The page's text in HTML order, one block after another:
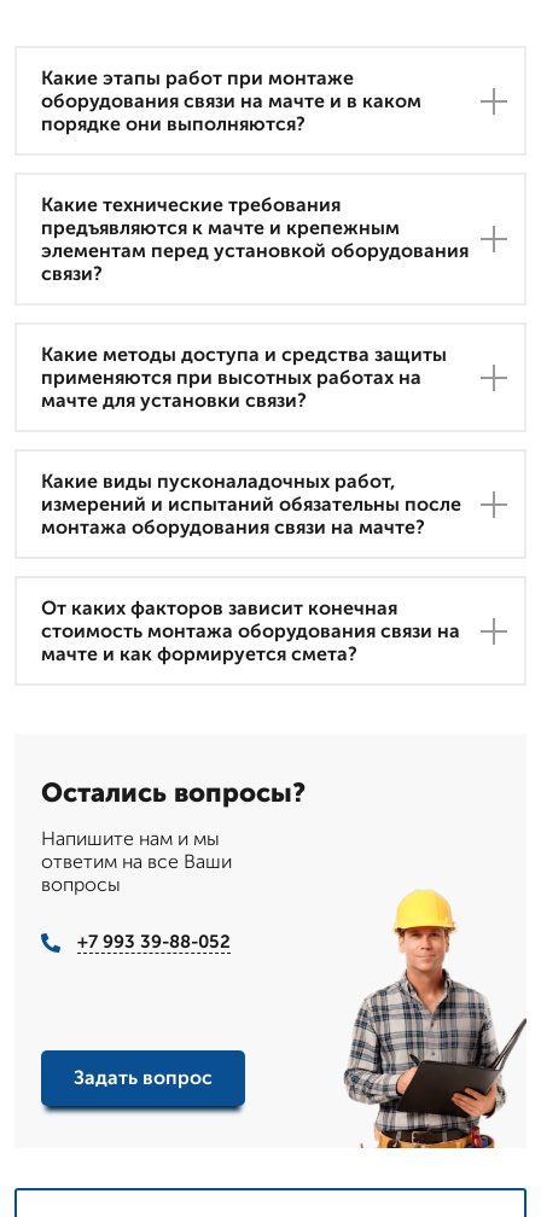
Какие этапы работ при монтаже
оборудования связи на мачте и в каком
порядке они выполняются?
Какие технические требования
предъявляются к мачте и крепежным
элементам перед установкой оборудования
связи?
Какие методы доступа и средства защиты
применяются при высотных работах на
мачте для установки связи?
Какие виды пусконаладочных работ,
измерений и испытаний обязательны после
монтажа оборудования связи на мачте?
От каких факторов зависит конечная
стоимость монтажа оборудования связи на
мачте и как формируется смета?
Остались вопросы?
Напишите нам и мы
ответим на все Ваши
вопросы
+7 993 39-88-052
Задать вопрос